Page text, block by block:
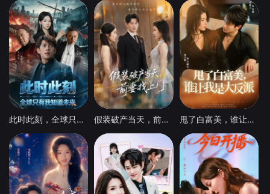
此时此刻，全球只有我知道未来 假装破产当天，前妻找上门 甩了白富美，谁让我是大反派